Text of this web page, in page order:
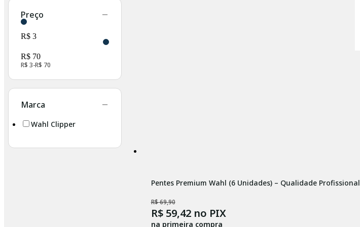
Preço
R$ 3 R$ 70
R$ 3
R$ 70
Marca
Wahl Clipper
Pentes Premium Wahl (6 Unidades) – Qualidade Profissional
R$ 69,90
R$ 59,42no PIX
na primeira compra